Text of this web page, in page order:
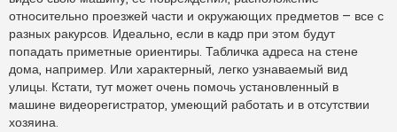
относительно проезжей части и окружающих предметов – все с
разных ракурсов. Идеально, если в кадр при этом будут
попадать приметные ориентиры. Табличка адреса на стене
дома, например. Или характерный, легко узнаваемый вид
улицы. Кстати, тут может очень помочь установленный в
машине видеорегистратор, умеющий работать и в отсутствии
хозяина.